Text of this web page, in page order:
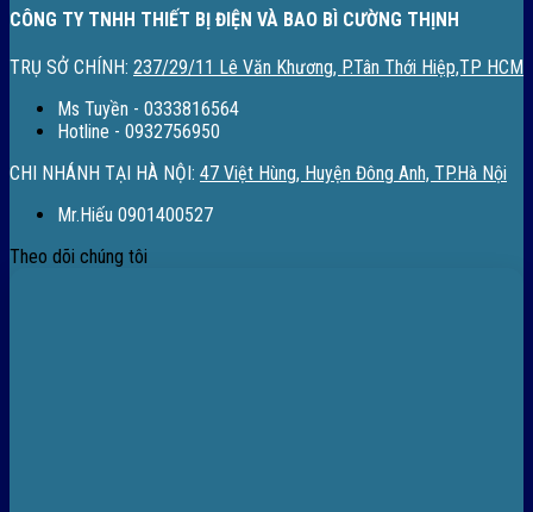
CÔNG TY TNHH THIẾT BỊ ĐIỆN VÀ BAO BÌ CƯỜNG THỊNH
TRỤ SỞ CHÍNH: 237/29/11 Lê Văn Khương, P.Tân Thới Hiệp,TP HCM
Ms Tuyền - 0333816564
Hotline - 0932756950
CHI NHÁNH TẠI HÀ NỘI: 47 Việt Hùng, Huyện Đông Anh, TP.Hà Nội
Mr.Hiếu 0901400527
Theo dõi chúng tôi